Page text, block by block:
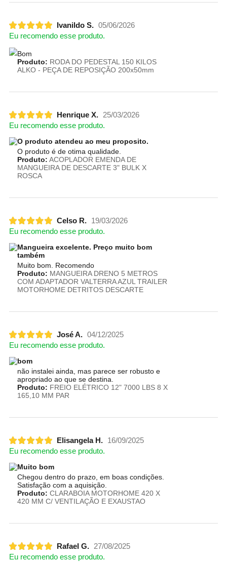
Ivanildo S. 05/06/2026
Eu recomendo esse produto.
Bom
Produto: RODA DO PEDESTAL 150 KILOS
ALKO - PEÇA DE REPOSIÇÃO 200x50mm
Henrique X.
25/03/2026
Eu recomendo esse produto.
O produto atendeu ao meu proposito.
O produto é de otima qualidade.
Produto: ACOPLADOR EMENDA DE
MANGUEIRA DE DESCARTE 3" BULK X
ROSCA
Celso R.
19/03/2026
Eu recomendo esse produto.
Mangueira excelente. Preço muito bom
também
Muito bom. Recomendo
Produto: MANGUEIRA DRENO 5 METROS
COM ADAPTADOR VALTERRA AZUL TRAILER
MOTORHOME DETRITOS DESCARTE
José A. 04/12/2025
Eu recomendo esse produto.
bom
não instalei ainda, mas parece ser robusto e
apropriado ao que se destina.
Produto: FREIO ELÉTRICO 12" 7000 LBS 8 X
165,10 MM PAR
Elisangela H.
16/09/2025
Eu recomendo esse produto.
Muito bom
Chegou dentro do prazo, em boas condições.
Satisfação com a aquisição.
Produto: CLARABOIA MOTORHOME 420 X
420 MM C/ VENTILAÇÃO E EXAUSTAO
Rafael G.
27/08/2025
Eu recomendo esse produto.